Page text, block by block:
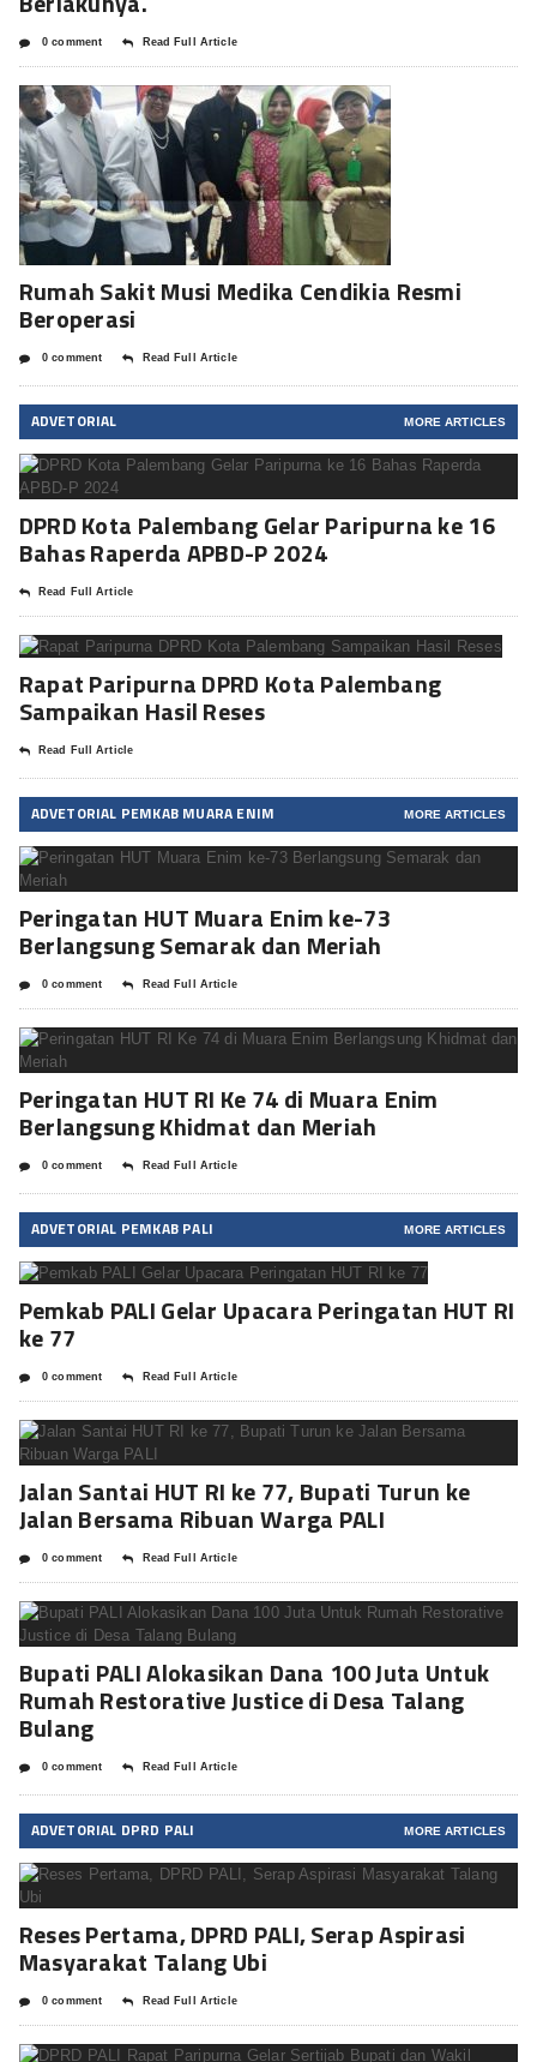
0 comment Read Full Article
Rumah Sakit Musi Medika Cendikia Resmi
Beroperasi
0 comment Read Full Article
ADVETORIAL MORE ARTICLES
DPRD Kota Palembang Gelar Paripurna ke 16
Bahas Raperda APBD-P 2024
Read Full Article
Rapat Paripurna DPRD Kota Palembang
Sampaikan Hasil Reses
Read Full Article
ADVETORIAL PEMKAB MUARA ENIM MORE ARTICLES
Peringatan HUT Muara Enim ke-73
Berlangsung Semarak dan Meriah
0 comment Read Full Article
Peringatan HUT RI Ke 74 di Muara Enim
Berlangsung Khidmat dan Meriah
0 comment Read Full Article
ADVETORIAL PEMKAB PALI MORE ARTICLES
Pemkab PALI Gelar Upacara Peringatan HUT RI
ke 77
0 comment Read Full Article
Jalan Santai HUT RI ke 77, Bupati Turun ke
Jalan Bersama Ribuan Warga PALI
0 comment Read Full Article
Bupati PALI Alokasikan Dana 100 Juta Untuk
Rumah Restorative Justice di Desa Talang
Bulang
0 comment Read Full Article
ADVETORIAL DPRD PALI MORE ARTICLES
Reses Pertama, DPRD PALI, Serap Aspirasi
Masyarakat Talang Ubi
0 comment Read Full Article